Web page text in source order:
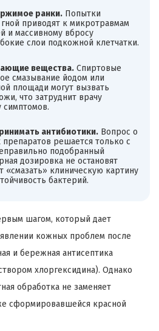
ранки.Попытки
приводят к микротравмам
и массивному вбросу
слои подкожной клетчатки.
вещества.Спиртовые
смазывание йодом или
площади могут вызвать
что затруднит врачу
симптомов.
антибиотики.Вопрос о
решается только с
подобранный
дозировка не остановят
«смазать» клиническую картину
бактерий.
шагом, который дает
кожных проблем после
и бережная антисептика
хлоргексидина). Однако
обработка не заменяет
сформировавшейся красной